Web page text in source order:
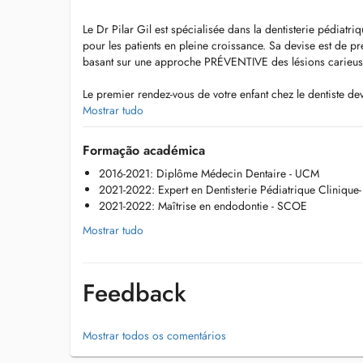
Le Dr Pilar Gil est spécialisée dans la dentisterie
pour les patients en pleine croissance. Sa devise est de
basant sur une approche PRÉVENTIVE des lésions
Le premier rendez-vous de votre enfant chez le dentiste
afin d'établir des habitudes d'hygiène et des mesures
Ainsi, nous mettrons en place des révisions périodiques
place une solution dans les plus brefs délais.
Lors de sa visite chez le dentiste, votre enfant recevra un
enfant a des besoins différents, ce qui rendra l'expérience
Le Dr Gil aime accompagner la croissance et le
l'adolescence.
Mostrar tudo
Formação académica
2016-2021: Diplôme Médecin Dentaire - UCM
2021-2022: Expert en Dentisterie Pédiatrique
2021-2022: Maîtrise en endodontie - SCOE
Mostrar tudo
Feedback
Mostrar todos os comentários